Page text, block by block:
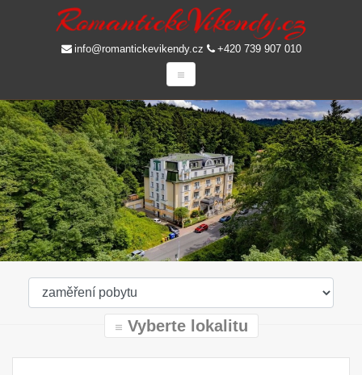
info@romantickevikendy.cz +420 739 907 010
Vyberte lokalitu